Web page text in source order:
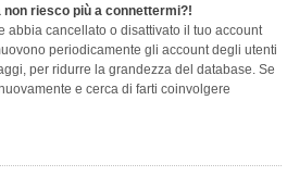
riesco più a connettermi?!
abbia cancellato o disattivato il tuo account
periodicamente gli account degli utenti
per ridurre la grandezza del database. Se
e cerca di farti coinvolgere